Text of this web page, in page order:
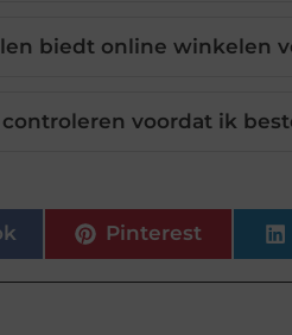
biedt online winkelen
voordat ik
Pinterest